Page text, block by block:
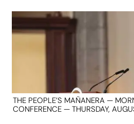
THE PEOPLE’S MAÑANERA —
CONFERENCE — THURSDAY,